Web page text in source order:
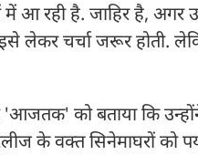
आ रही है. जाहिर है, अगर
लेकर चर्चा जरूर होती.
को बताया कि
के वक्त सिनेमाघरों को